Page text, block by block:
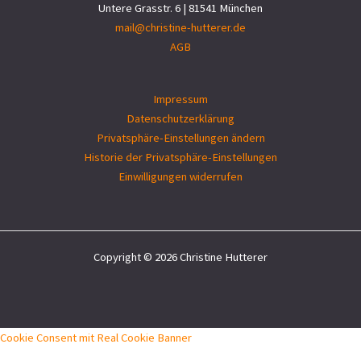
Untere Grasstr. 6 | 81541 München
mail@christine-hutterer.de
AGB
Impressum
Datenschutzerklärung
Privatsphäre-Einstellungen ändern
Historie der Privatsphäre-Einstellungen
Einwilligungen widerrufen
Copyright © 2026 Christine Hutterer
Cookie Consent mit Real Cookie Banner